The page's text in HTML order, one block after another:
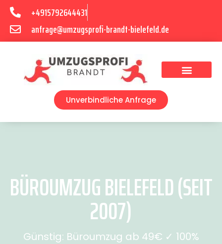
+4915792644431
anfrage@umzugsprofi-brandt-bielefeld.de
Unverbindliche Anfrage
BÜROUMZUG BIELEFELD (SEIT
2007)
Günstig: Büroumzug ab 49€ ✓ 100%